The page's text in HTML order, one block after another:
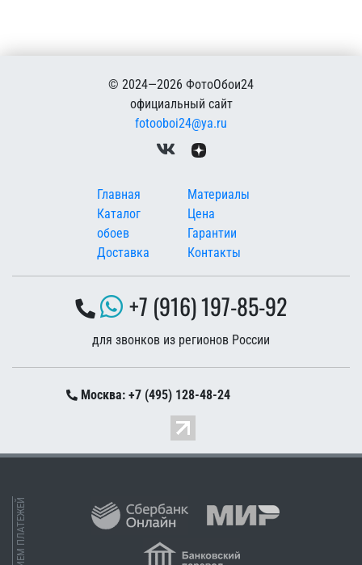
© 2024—2026 ФотоОбои24
официальный сайт
fotooboi24@ya.ru
Меню в подвале
Главная
Каталог
обоев
Доставка
Материалы
Цена
Гарантии
Контакты
+7 (916) 197-85-92
для звонков из регионов России
Москва: +7 (495) 128-48-24
ПРИЕМ ПЛАТЕЖЕЙ